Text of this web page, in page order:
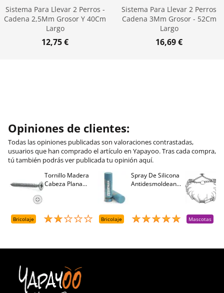
Sistema Para Llevar 2 Perros -
Cadena 2,5Mm Grosor Y 40Cm
Largo
12,75 €
Sistema Para Llevar 2 Perros
Cadena 3Mm Grosor - 52Cm
Largo
16,69 €
Opiniones de clientes:
Todas las opiniones publicadas son valoraciones contrastadas,
usuarios que han comprado el artículo en Yapayoo. Tras cada compra,
tú también podrás ver publicada tu opinión aquí.
Tornillo Madera
Cabeza Plana
Bricolaje
Spray De Silicona
Antidesmoldeante
Bricolaje Mascotas